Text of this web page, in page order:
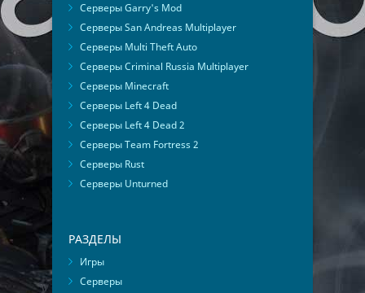
Серверы Garry's Mod
Серверы San Andreas Multiplayer
Серверы Multi Theft Auto
Серверы Criminal Russia Multiplayer
Серверы Minecraft
Серверы Left 4 Dead
Серверы Left 4 Dead 2
Серверы Team Fortress 2
Серверы Rust
Серверы Unturned
РАЗДЕЛЫ
Игры
Серверы